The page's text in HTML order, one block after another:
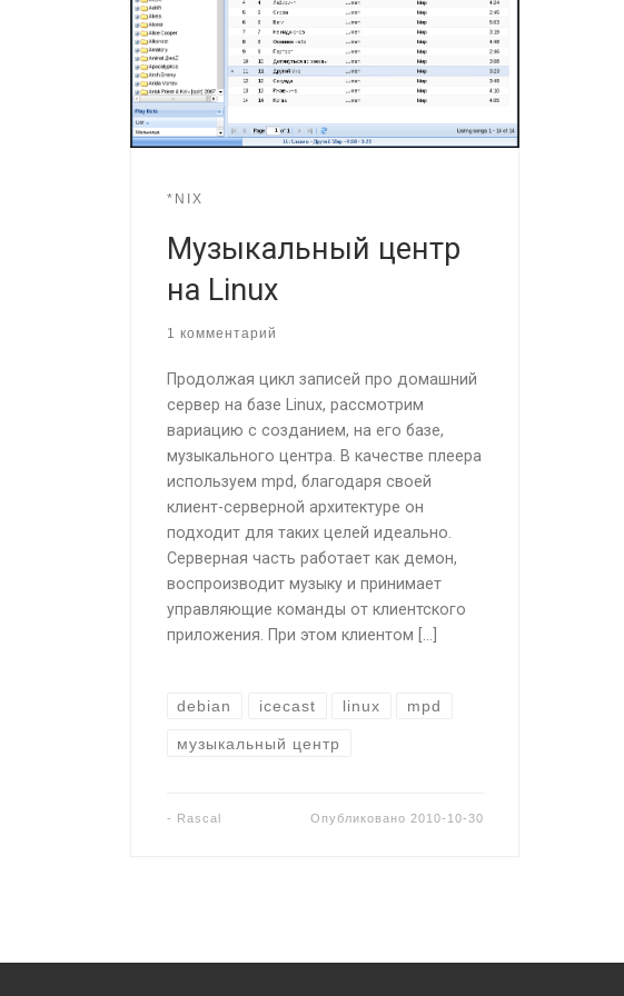
*NIX
Музыкальный центр
на Linux
1 комментарий
Продолжая цикл записей про домашний
сервер на базе Linux, рассмотрим
вариацию с созданием, на его базе,
музыкального центра. В качестве плеера
используем mpd, благодаря своей
клиент-серверной архитектуре он
подходит для таких целей идеально.
Серверная часть работает как демон,
воспроизводит музыку и принимает
управляющие команды от клиентского
приложения. При этом клиентом […]
debian icecast linux mpd
музыкальный центр
- Rascal Опубликовано 2010-10-30